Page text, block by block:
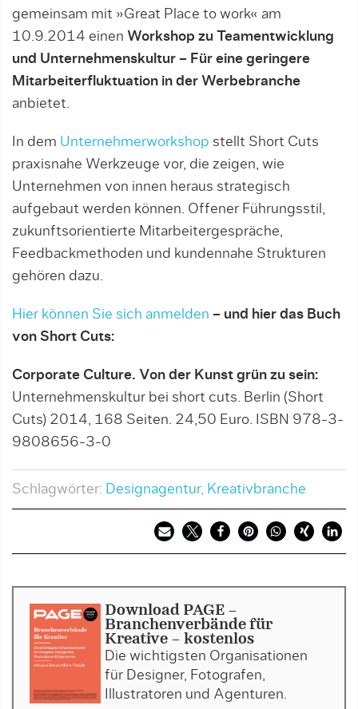
gemeinsam mit »Great Place to work« am
10.9.2014 einen Workshop zu Teamentwicklung
und Unternehmenskultur – Für eine geringere
Mitarbeiterfluktuation in der Werbebranche
anbietet.
In dem Unternehmerworkshop stellt Short Cuts
praxisnahe Werkzeuge vor, die zeigen, wie
Unternehmen von innen heraus strategisch
aufgebaut werden können. Offener Führungsstil,
zukunftsorientierte Mitarbeitergespräche,
Feedbackmethoden und kundennahe Strukturen
gehören dazu.
Hier können Sie sich anmelden – und hier das Buch
von Short Cuts:
Corporate Culture. Von der Kunst grün zu sein:
Unternehmenskultur bei short cuts. Berlin (Short
Cuts) 2014, 168 Seiten. 24,50 Euro. ISBN 978-3-
9808656-3-0
Schlagwörter: Designagentur, Kreativbranche
Download PAGE -
Branchenverbände für
Kreative - kostenlos
Die wichtigsten Organisationen
für Designer, Fotografen,
Illustratoren und Agenturen.